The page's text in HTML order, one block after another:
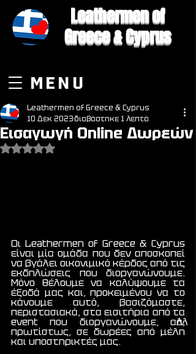
Leathermen of
Greece & Cyprus
MENU
Εισαγωγή Online Δωρεών
Leathermen of Greece & Cyprus
10 Δεκ 2023διαβάστηκε 1 λεπτά
Βαθμολογήθηκε με NaN από 5 αστέρια.
Οι Leathermen of Greece & Cyprus
είναι μία ομάδα που δεν αποσκοπεί
να βγάλει οικονιμικό κέρδος από τις
εκδηλώσεις που διοργανώνουμε.
Μόνο θέλουμε να καλύψουμε τα
έξοδά μας και, προκειμένου να το
κάνουμε αυτό, βασιζόμαστε,
περιστασιακά, στα εισιτήρια από τα
event που διοργανώνουμε, αλλά,
πρωτίστως, σε δωρέες από μέλη
και υποστηρικτές μας.